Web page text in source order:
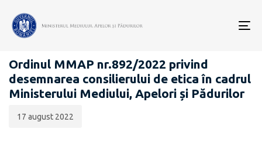
COD ETIC
Ordinul MMAP nr.892/2022 privind
desemnarea consilierului de etica în cadrul
Ministerului Mediului, Apelori și Pădurilor
publicării:
17 august 2022